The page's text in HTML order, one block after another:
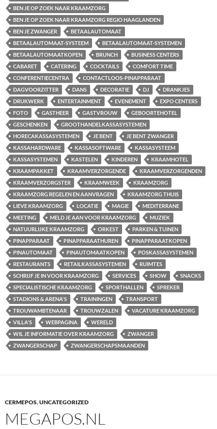
BEN JE OP ZOEK NAAR KRAAMZORG
BEN JE OP ZOEK NAAR KRAAMZORG REGIO HAAGLANDEN
BEN JE ZWANGER
BETAALAUTOMAAT
BETAALAUTOMAAT-SYSTEEM
BETAALAUTOMAAT-SYSTEMEN
BETAALAUTOMAATKOPEN
BRUNCH
BUSINESS CENTERS
CABARET
CATERING COCKTAILS
COMFORT TIME
CONFERENTIECENTRA
CONTACTLOOS-PINAPPARAAT
DAGVOORZITTER
DANS DECORATIE DJ
DRANKJES
DRUKWERK
ENTERTAINMENT EVENEMENT
EXPO CENTERS
FOTO
GASTHEER GASTVROUW
GEBOORTEHOTEL
GESCHENKEN
GROOTHANDELKASSASYSTEMEN
HORECAKASSASYSTEMEN
JE BENT
JE BENT ZWANGER
KASSAHARDWARE
KASSASOFTWARE
KASSASYSTEEM
KASSASYSTEMEN
KASTELEN KINDEREN
KRAAMHOTEL
KRAAMPAKKET
KRAAMVERZORGENDE
KRAAMVERZORGENDEN
KRAAMVERZORGSTER
KRAAMWEEK
KRAAMZORG
KRAAMZORG REGELEN EN AANVRAGEN
KRAAMZORG THUIS
LIEVE KRAAMZORG
LOCATIE MAGIE
MEDITERRANE
MEETING
MELD JE AAN VOOR KRAAMZORG
MUZIEK
NATUURLIJKE KRAAMZORG
ORKEST
PARKEN & TUINEN
PINAPPARAAT
PINAPPARAATHUREN
PINAPPARAATKOPEN
PINAUTOMAAT
PINAUTOMAATKOPEN
POSKASSASYSTEMEN
RESTAURANTS
RETAILKASSASYSTEMEN
RUIMTES
SCHRIJF JE IN VOOR KRAAMZORG
SERVICES SHOW
SNACKS
SPECIALISTISCHE KRAAMZORG
SPORTHALLEN
SPREKER
STADIONS & ARENA'S
TRAININGEN
TRANSPORT
TROUWAMBTENAAR
TROUWZALEN
VACATURE KRAAMZORG
VILLA'S
WEBPAGINA
WERELD
WIL JE INFORMATIE OVER KRAAMZORG
ZWANGER
ZWANGERSCHAP
ZWANGERSCHAPSMAANDEN
CERMEPOS,UNCATEGORIZED
MEGAPOS.NL